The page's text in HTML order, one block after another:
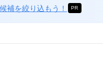
補を絞り込もう！ PR